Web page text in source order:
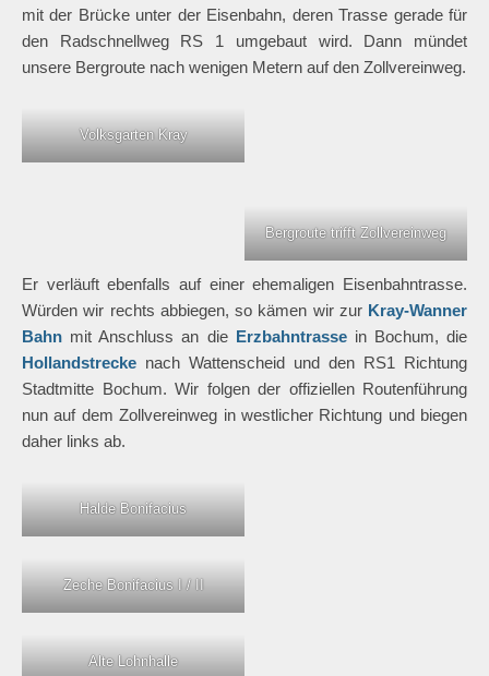
mit der Brücke unter der Eisenbahn, deren Trasse gerade für
den Radschnellweg RS 1 umgebaut wird. Dann mündet
unsere Bergroute nach wenigen Metern auf den Zollvereinweg.
Volksgarten Kray
Bergroute trifft Zollvereinweg
Er verläuft ebenfalls auf einer ehemaligen Eisenbahntrasse.
Würden wir rechts abbiegen, so kämen wir zur Kray-Wanner
Bahn mit Anschluss an die Erzbahntrasse in Bochum, die
Hollandstrecke nach Wattenscheid und den RS1 Richtung
Stadtmitte Bochum. Wir folgen der offiziellen Routenführung
nun auf dem Zollvereinweg in westlicher Richtung und biegen
daher links ab.
Halde Bonifacius
Zeche Bonifacius I / II
Alte Lohnhalle